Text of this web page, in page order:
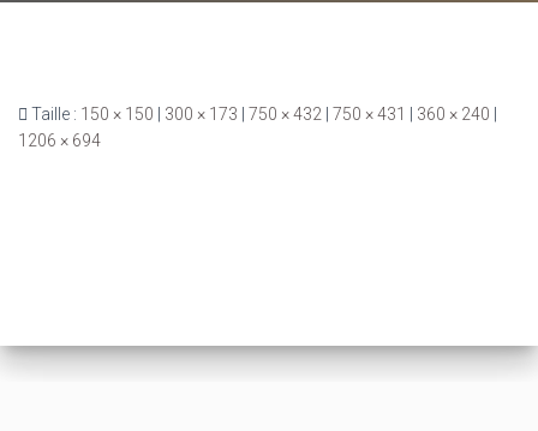
Taille : 150 × 150 300 × 173 750 × 432 750 × 431 360 × 240
1206 × 694